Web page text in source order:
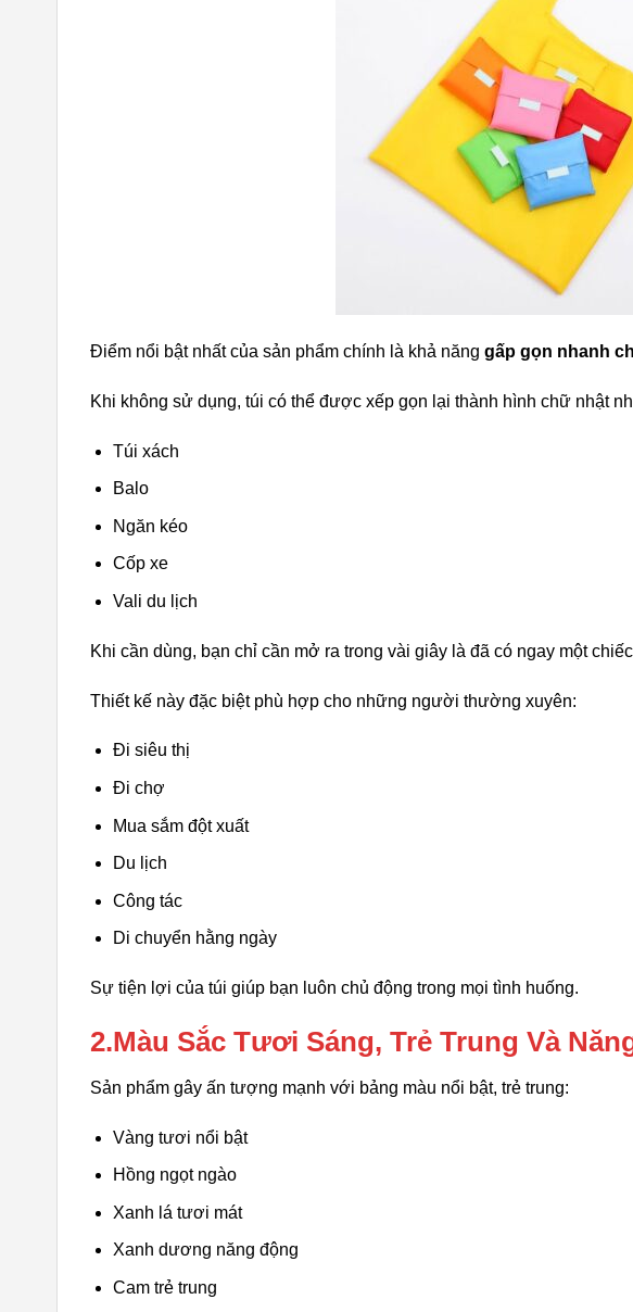
Điểm nổi bật nhất của sản phẩm chính là khả năng gấp gọn nhanh
Khi không sử dụng, túi có thể được xếp gọn lại thành hình chữ nhật
Túi xách
Balo
Ngăn kéo
Cốp xe
Vali du lịch
Khi cần dùng, bạn chỉ cần mở ra trong vài giây là đã có ngay một
Thiết kế này đặc biệt phù hợp cho những người thường xuyên:
Đi siêu thị
Đi chợ
Mua sắm đột xuất
Du lịch
Công tác
Di chuyển hằng ngày
Sự tiện lợi của túi giúp bạn luôn chủ động trong mọi tình huống.
2.Màu Sắc Tươi Sáng, Trẻ Trung Và
Sản phẩm gây ấn tượng mạnh với bảng màu nổi bật, trẻ trung:
Vàng tươi nổi bật
Hồng ngọt ngào
Xanh lá tươi mát
Xanh dương năng động
Cam trẻ trung